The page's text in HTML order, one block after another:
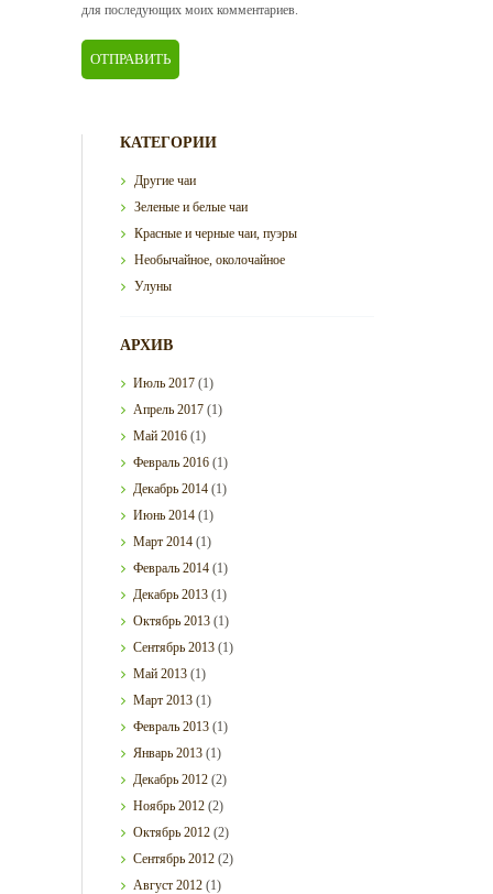
для последующих моих комментариев.
КАТЕГОРИИ
Другие чаи
Зеленые и белые чаи
Красные и черные чаи, пуэры
Необычайное, околочайное
Улуны
АРХИВ
Июль2017 (1)
Апрель2017 (1)
Май2016 (1)
Февраль2016 (1)
Декабрь2014 (1)
Июнь2014 (1)
Март2014 (1)
Февраль2014 (1)
Декабрь2013 (1)
Октябрь2013 (1)
Сентябрь2013 (1)
Май2013 (1)
Март2013 (1)
Февраль2013 (1)
Январь2013 (1)
Декабрь2012 (2)
Ноябрь2012 (2)
Октябрь2012 (2)
Сентябрь2012 (2)
Август2012 (1)